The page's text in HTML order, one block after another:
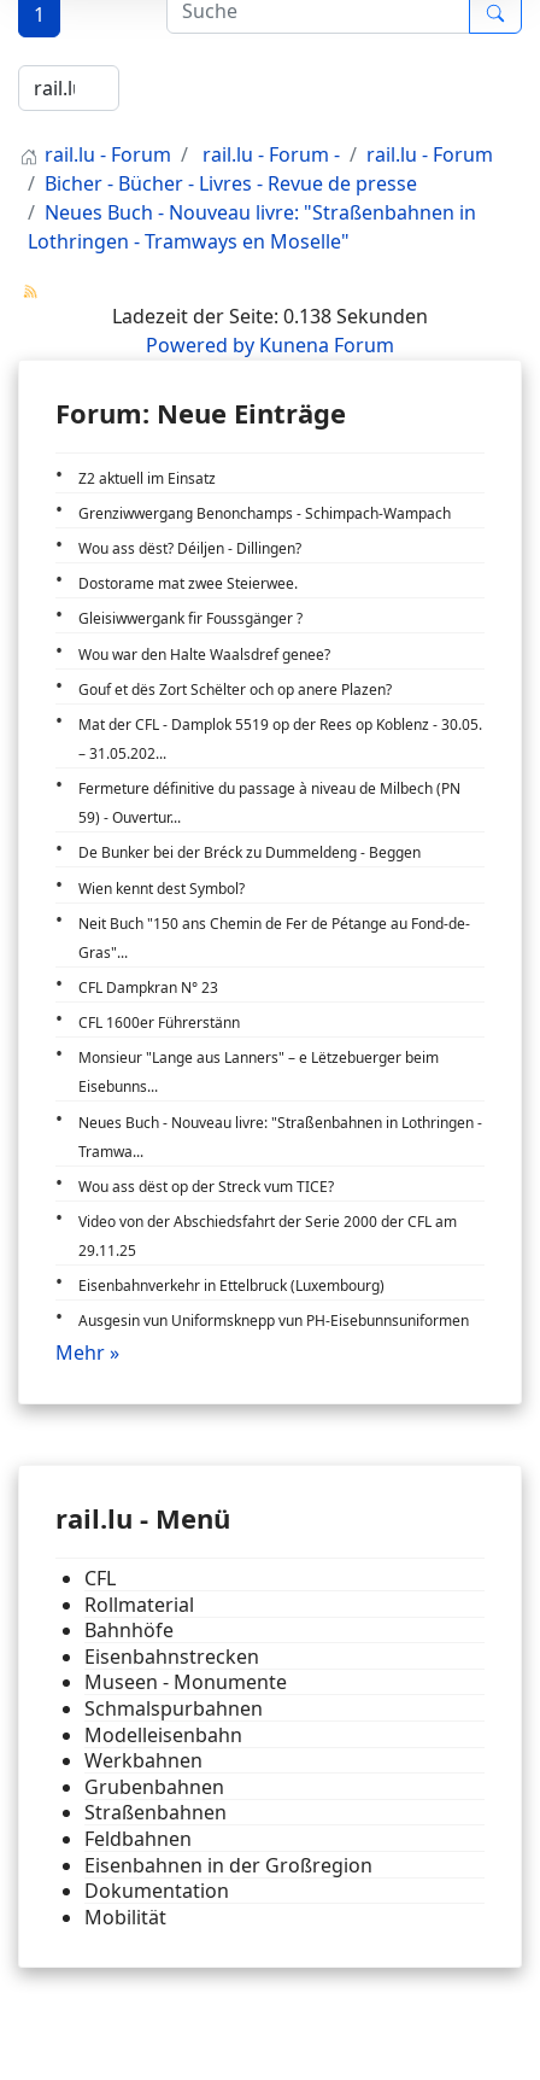
1
rail.lu - Forum rail.lu - Forum -
rail.lu - Forum
Bicher - Bücher - Livres - Revue de presse
Neues Buch - Nouveau livre: "Straßenbahnen in
Lothringen - Tramways en Moselle"
Ladezeit der Seite: 0.138 Sekunden
Powered by Kunena Forum
Forum: Neue Einträge
Z2 aktuell im Einsatz
Grenziwwergang Benonchamps - Schimpach-Wampach
Wou ass dëst? Déiljen - Dillingen?
Dostorame mat zwee Steierwee.
Gleisiwwergank fir Foussgänger ?
Wou war den Halte Waalsdref genee?
Gouf et dës Zort Schëlter och op anere Plazen?
Mat der CFL - Damplok 5519 op der Rees op Koblenz - 30.05.
– 31.05.202...
Fermeture définitive du passage à niveau de Milbech (PN
59) - Ouvertur...
De Bunker bei der Bréck zu Dummeldeng - Beggen
Wien kennt dest Symbol?
Neit Buch "150 ans Chemin de Fer de Pétange au Fond-de-
Gras"...
CFL Dampkran N° 23
CFL 1600er Führerstänn
Monsieur "Lange aus Lanners" – e Lëtzebuerger beim
Eisebunns...
Neues Buch - Nouveau livre: "Straßenbahnen in Lothringen -
Tramwa...
Wou ass dëst op der Streck vum TICE?
Video von der Abschiedsfahrt der Serie 2000 der CFL am
29.11.25
Eisenbahnverkehr in Ettelbruck (Luxembourg)
Ausgesin vun Uniformsknepp vun PH-Eisebunnsuniformen
Mehr »
rail.lu - Menü
CFL
Rollmaterial
Bahnhöfe
Eisenbahnstrecken
Museen - Monumente
Schmalspurbahnen
Modelleisenbahn
Werkbahnen
Grubenbahnen
Straßenbahnen
Feldbahnen
Eisenbahnen in der Großregion
Dokumentation
Mobilität